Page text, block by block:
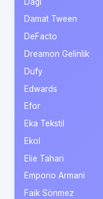
Damat Tween
DeFacto
Dreamon Gelinlik
Dufy
Edwards
Efor
Eka Tekstil
Ekol
Elie Tahari
Emporio Armani
Faik Sönmez